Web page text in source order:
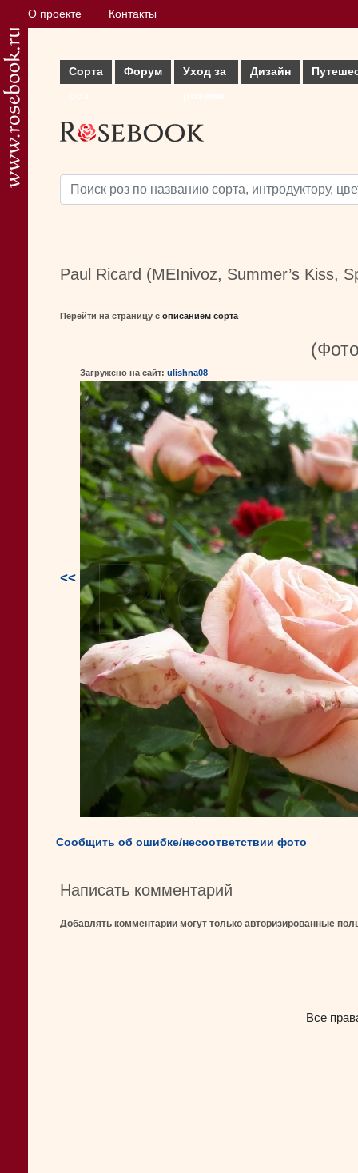
О проекте Контакты
Сорта
Форум
Уход за
Дизайн
Paul Ricard (MEInivoz, Summer’s Kiss,
Перейти на страницу с описанием сорта
<<
Загружено на сайт: ulishna08
Сообщить об ошибке/несоответствии фото
Написать комментарий
Добавлять комментарии могут только авторизированные
Все